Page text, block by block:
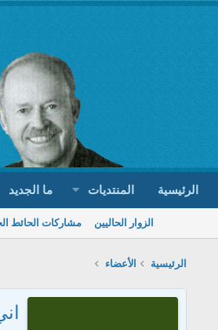
الرئيسية المنتديات ما الجديد
الزوار الحاليين مشاركات الحائط
الرئيسية الأعضاء